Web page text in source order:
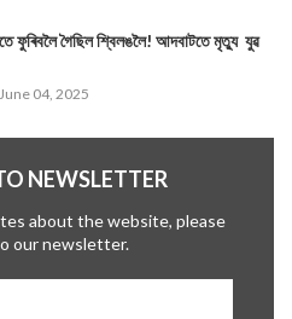
ফুৰিবলৈ গৈছিল শ্বিলঙলৈ! আদবাটতে মৃত্যু যুৱ
June 04, 2025
NEWSLETTER
about the website, please
our newsletter.